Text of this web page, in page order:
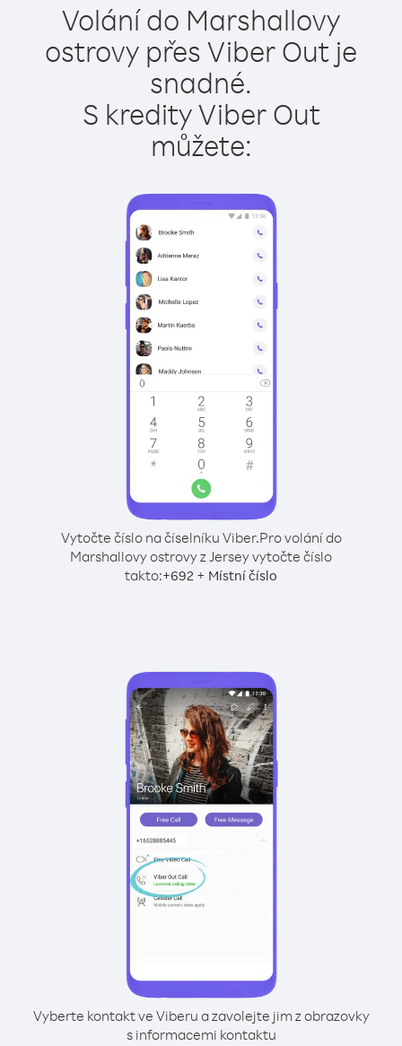
Volání do Marshallovy
ostrovy přes Viber Out je
snadné.
S kredity Viber Out
můžete:
Vytočte číslo na číselníku Viber.Pro volání do
Marshallovy ostrovy z Jersey vytočte číslo
takto:+692 + Místní číslo
Vyberte kontakt ve Viberu a zavolejte jim z obrazovky
s informacemi kontaktu